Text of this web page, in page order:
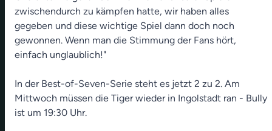
zwischendurch zu kämpfen hatte, wir haben alles
gegeben und diese wichtige Spiel dann doch noch
gewonnen. Wenn man die Stimmung der Fans hört,
einfach unglaublich!"
In der Best-of-Seven-Serie steht es jetzt 2 zu 2. Am
Mittwoch müssen die Tiger wieder in Ingolstadt ran - Bully
ist um 19:30 Uhr.